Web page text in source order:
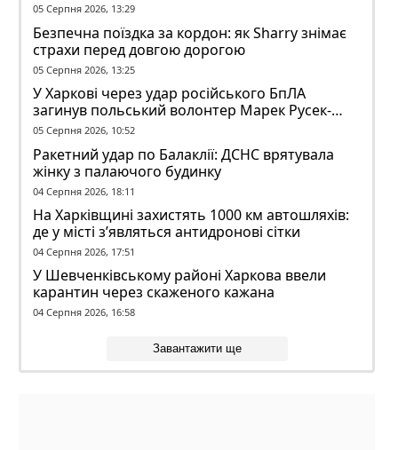
05 Серпня 2026, 13:29
Безпечна поїздка за кордон: як Sharry знімає
страхи перед довгою дорогою
05 Серпня 2026, 13:25
У Харкові через удар російського БпЛА
загинув польський волонтер Марек Русек-
Вольський
05 Серпня 2026, 10:52
Ракетний удар по Балаклії: ДСНС врятувала
жінку з палаючого будинку
04 Серпня 2026, 18:11
На Харківщині захистять 1000 км автошляхів:
де у місті з’являться антидронові сітки
04 Серпня 2026, 17:51
У Шевченківському районі Харкова ввели
карантин через скаженого кажана
04 Серпня 2026, 16:58
Завантажити ще